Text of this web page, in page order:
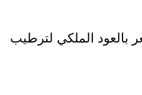
بالعود الملكي لترطيب